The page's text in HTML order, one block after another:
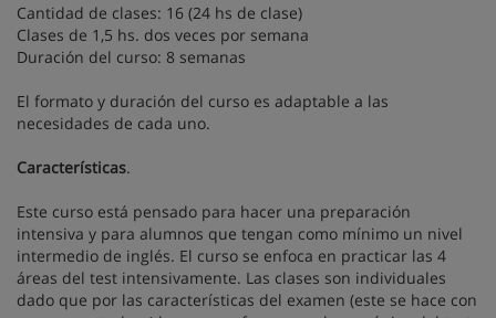
Cantidad de clases: 16 (24 hs de clase)
Clases de 1,5 hs. dos veces por semana
Duración del curso: 8 semanas
El formato y duración del curso es adaptable a las
necesidades de cada uno.
Características.
Este curso está pensado para hacer una preparación
intensiva y para alumnos que tengan como mínimo un nivel
intermedio de inglés. El curso se enfoca en practicar las 4
áreas del test intensivamente. Las clases son individuales
dado que por las características del examen (este se hace con